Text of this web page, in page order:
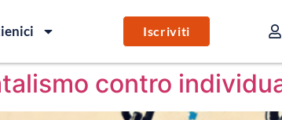
Iscriviti
contro